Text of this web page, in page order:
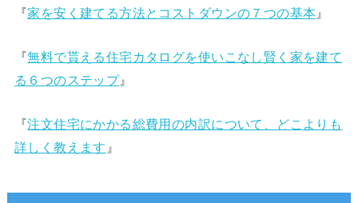
『家を安く建てる方法とコストダウンの７つの基本 』
『無料で貰える住宅カタログを使いこなし賢く家を建て
る６つのステップ』
『注文住宅にかかる総費用の内訳について、どこよりも
詳しく教えます 』